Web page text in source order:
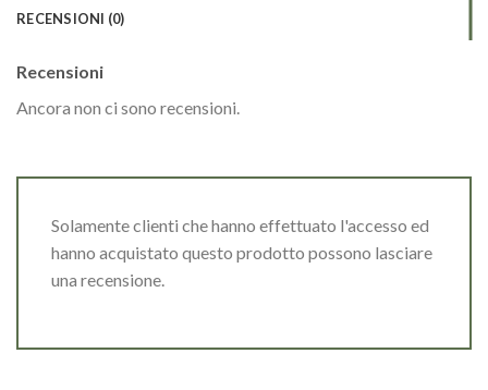
RECENSIONI (0)
Recensioni
Ancora non ci sono recensioni.
Solamente clienti che hanno effettuato l'accesso ed
hanno acquistato questo prodotto possono lasciare
una recensione.